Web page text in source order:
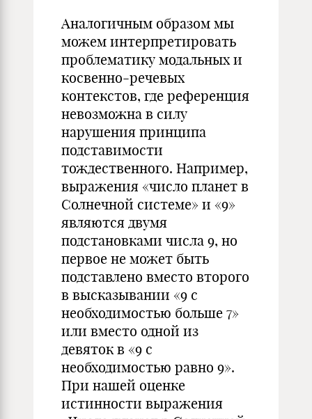
Аналогичным образом мы
можем интерпретировать
проблематику модальных и
косвенно-речевых
контекстов, где референция
невозможна в силу
нарушения принципа
подставимости
тождественного. Например,
выражения «число планет в
Солнечной системе» и «9»
являются двумя
подстановками числа 9, но
первое не может быть
подставлено вместо второго
в высказывании «9 с
необходимостью больше 7»
или вместо одной из
девяток в «9 с
необходимостью равно 9».
При нашей оценке
истинности выражения